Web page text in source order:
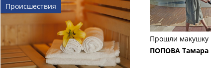
Происшествия
Прошли макушку
ПОПОВА Тамара